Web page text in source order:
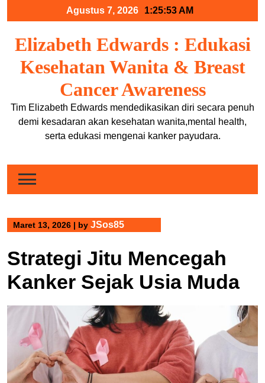
Agustus 7, 2026 1:25:53 AM
Elizabeth Edwards : Edukasi
Kesehatan Wanita & Breast
Cancer Awareness
Tim Elizabeth Edwards mendedikasikan diri secara penuh
demi kesadaran akan kesehatan wanita,mental health,
serta edukasi mengenai kanker payudara.
Maret 13, 2026 | by JSos85
Strategi Jitu Mencegah
Kanker Sejak Usia Muda